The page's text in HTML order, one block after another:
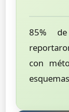
85%
con
esquemas